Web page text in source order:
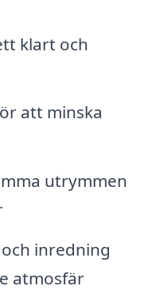
klart och
att minska
utrymmen
inredning
atmosfär